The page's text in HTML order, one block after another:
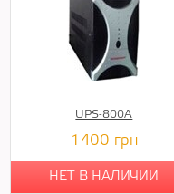
UPS-800A
1400 грн
НЕТ В НАЛИЧИИ